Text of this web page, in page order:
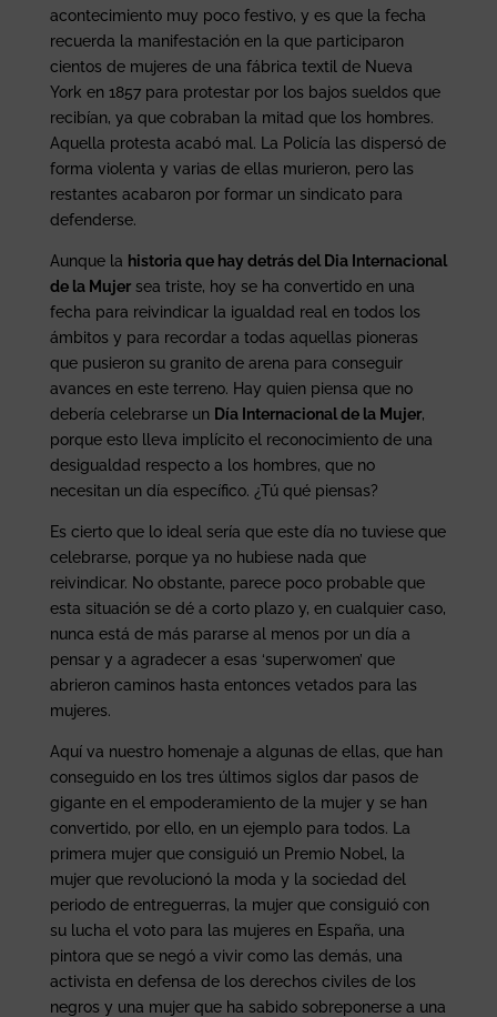
acontecimiento muy poco festivo, y es que la fecha
recuerda la manifestación en la que participaron
cientos de mujeres de una fábrica textil de Nueva
York en 1857 para protestar por los bajos sueldos que
recibían, ya que cobraban la mitad que los hombres.
Aquella protesta acabó mal. La Policía las dispersó de
forma violenta y varias de ellas murieron, pero las
restantes acabaron por formar un sindicato para
defenderse.
Aunque la historia que hay detrás del Dia Internacional
de la Mujersea triste, hoy se ha convertido en una
fecha para reivindicar la igualdad real en todos los
ámbitos y para recordar a todas aquellas pioneras
que pusieron su granito de arena para conseguir
avances en este terreno. Hay quien piensa que no
debería celebrarse un Día Internacional de la Mujer,
porque esto lleva implícito el reconocimiento de una
desigualdad respecto a los hombres, que no
necesitan un día específico. ¿Tú qué piensas?
Es cierto que lo ideal sería que este día no tuviese que
celebrarse, porque ya no hubiese nada que
reivindicar. No obstante, parece poco probable que
esta situación se dé a corto plazo y, en cualquier caso,
nunca está de más pararse al menos por un día a
pensar y a agradecer a esas ‘superwomen’ que
abrieron caminos hasta entonces vetados para las
mujeres.
Aquí va nuestro homenaje a algunas de ellas, que han
conseguido en los tres últimos siglos dar pasos de
gigante en el empoderamiento de la mujer y se han
convertido, por ello, en un ejemplo para todos. La
primera mujer que consiguió un Premio Nobel, la
mujer que revolucionó la moda y la sociedad del
periodo de entreguerras, la mujer que consiguió con
su lucha el voto para las mujeres en España, una
pintora que se negó a vivir como las demás, una
activista en defensa de los derechos civiles de los
negros y una mujer que ha sabido sobreponerse a una